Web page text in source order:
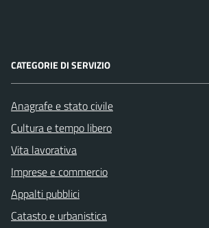
CATEGORIE DI SERVIZIO
Anagrafe e stato civile
Cultura e tempo libero
Vita lavorativa
Imprese e commercio
Appalti pubblici
Catasto e urbanistica